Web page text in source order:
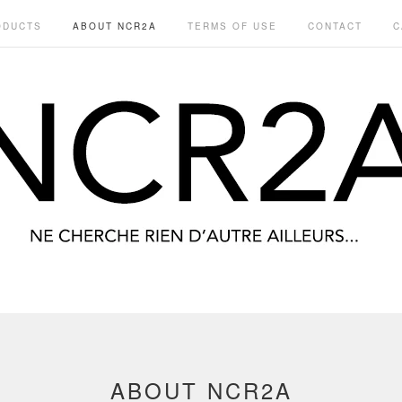
ABOUT NCR2A TERMS OF USE CONTACT
ABOUT NCR2A